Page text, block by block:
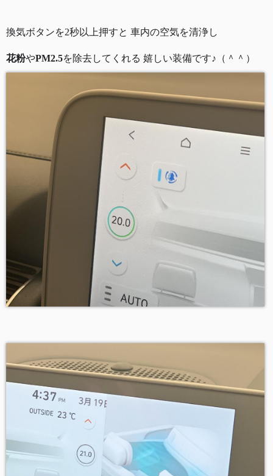
換気ボタンを2秒以上押すと 車内の空気を清浄し
花粉やPM2.5を除去してくれる 嬉しい装備です♪（＾＾）